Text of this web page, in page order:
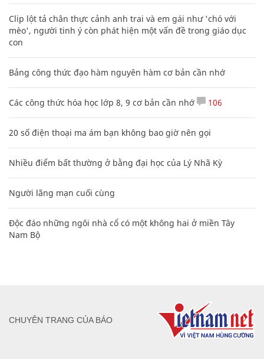
Clip lột tả chân thực cảnh anh trai và em gái như 'chó với
mèo', người tinh ý còn phát hiện một vấn đề trong giáo dục
con
Bảng công thức đạo hàm nguyên hàm cơ bản cần nhớ
Các công thức hóa học lớp 8, 9 cơ bản cần nhớ 106
20 số điện thoại ma ám bạn không bao giờ nên gọi
Nhiều điểm bất thường ở bằng đại học của Lý Nhã Kỳ
Người lãng mạn cuối cùng
Độc đáo những ngôi nhà cổ có một không hai ở miền Tây
Nam Bộ
CHUYÊN TRANG CỦA BÁO